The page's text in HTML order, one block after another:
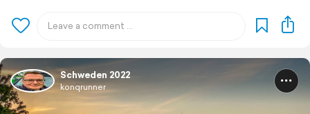
Schweden 2022
konqrunner